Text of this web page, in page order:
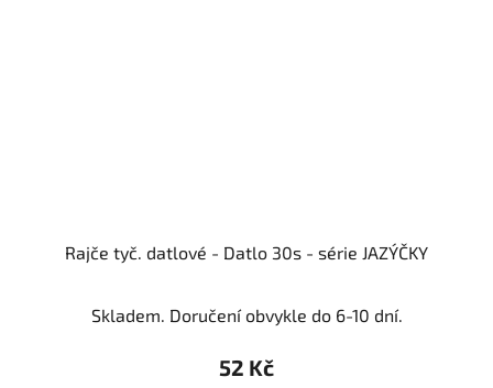
Rajče tyč. datlové - Datlo 30s - série JAZÝČKY
Skladem. Doručení obvykle do 6-10 dní.
52 Kč